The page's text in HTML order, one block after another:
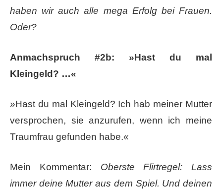
haben wir auch alle mega Erfolg bei Frauen.
Oder?
Anmachspruch #2b: »Hast du mal
Kleingeld? …«
»Hast du mal Kleingeld? Ich hab meiner Mutter
versprochen, sie anzurufen, wenn ich meine
Traumfrau gefunden habe.«
Mein Kommentar: Oberste Flirtregel: Lass
immer deine Mutter aus dem Spiel. Und deinen